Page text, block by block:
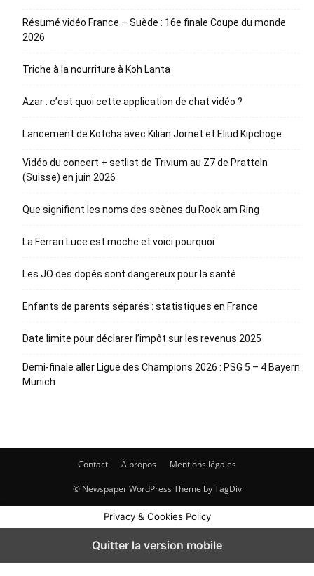
Résumé vidéo France – Suède : 16e finale Coupe du monde
2026
Triche à la nourriture à Koh Lanta
Azar : c’est quoi cette application de chat vidéo ?
Lancement de Kotcha avec Kilian Jornet et Eliud Kipchoge
Vidéo du concert + setlist de Trivium au Z7 de Pratteln
(Suisse) en juin 2026
Que signifient les noms des scènes du Rock am Ring
La Ferrari Luce est moche et voici pourquoi
Les JO des dopés sont dangereux pour la santé
Enfants de parents séparés : statistiques en France
Date limite pour déclarer l’impôt sur les revenus 2025
Demi-finale aller Ligue des Champions 2026 : PSG 5 – 4 Bayern
Munich
Contact À propos Mentions légales
© Newspaper WordPress Theme by TagDiv
Privacy & Cookies Policy
Quitter la version mobile